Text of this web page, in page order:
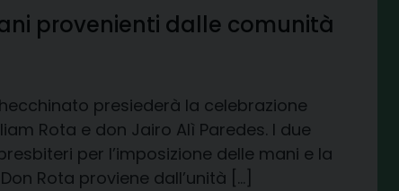
provenienti dalle comunità
presiederà la celebrazione
Rota e don Jairo Alì Paredes. I due
per l’imposizione delle mani e la
Rota proviene dall’unità […]